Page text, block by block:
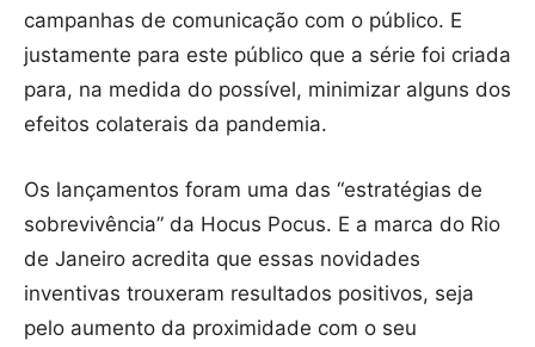
campanhas de comunicação com o público. E
justamente para este público que a série foi criada
para, na medida do possível, minimizar alguns dos
efeitos colaterais da pandemia.
Os lançamentos foram uma das “estratégias de
sobrevivência” da Hocus Pocus. E a marca do Rio
de Janeiro acredita que essas novidades
inventivas trouxeram resultados positivos, seja
pelo aumento da proximidade com o seu